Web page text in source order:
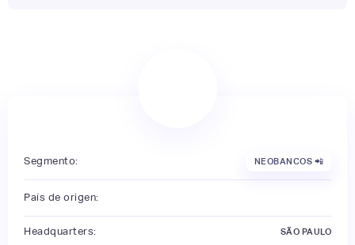
Segmento: NEOBANCOS 📲
País de origen:
Headquarters: SÃO PAULO